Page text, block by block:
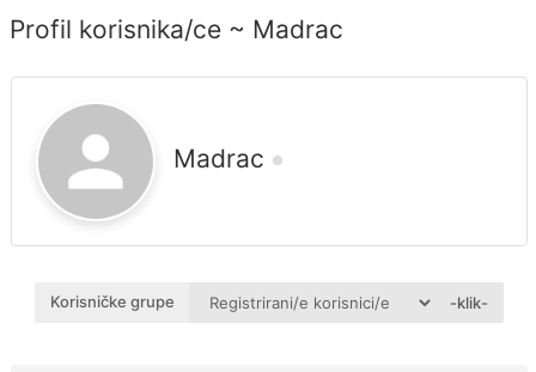
Profil korisnika/ce ~ Madrac
Madrac
Korisničke grupe -klik-